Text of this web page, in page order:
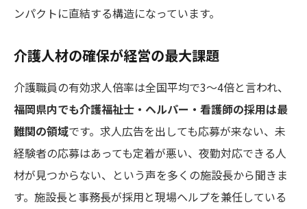
ンパクトに直結する構造になっています。
介護人材の確保が経営の最大課題
介護職員の有効求人倍率は全国平均で3〜4倍と言われ、
福岡県内でも介護福祉士・ヘルパー・看護師の採用は最
難関の領域です。求人広告を出しても応募が来ない、未
経験者の応募はあっても定着が悪い、夜勤対応できる人
材が見つからない、という声を多くの施設長から聞きま
す。施設長と事務長が採用と現場ヘルプを兼任している